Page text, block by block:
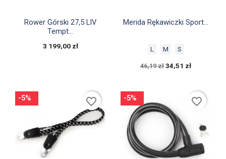
Szybki podgląd
Rower Górski 27,5 LIV
Tempt...
3 199,00 zł
 Szybki podgląd
Merida Rękawiczki Sport...
L M S
46,19 zł 34,51 zł
-5% favorite_border -5% favorite_border